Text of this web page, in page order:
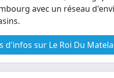
avec un réseau
d'infos sur Le Roi Du